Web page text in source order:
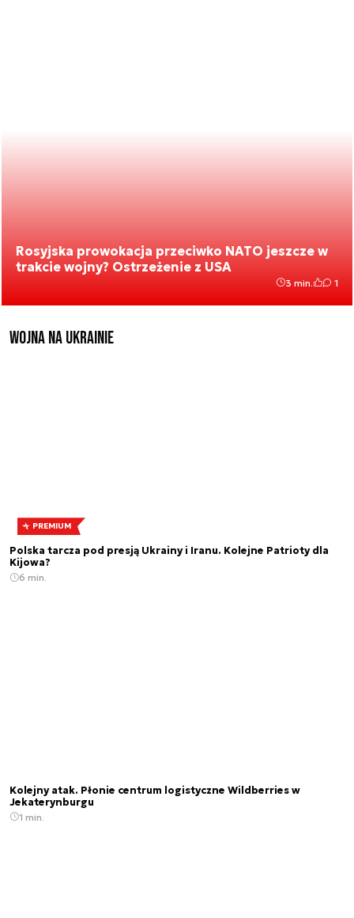
Rosyjska prowokacja przeciwko NATO jeszcze w
trakcie wojny? Ostrzeżenie z USA
3 min. 1
Wojna na Ukrainie
PREMIUM
Polska tarcza pod presją Ukrainy i Iranu. Kolejne Patrioty dla
Kijowa?
6 min.
Kolejny atak. Płonie centrum logistyczne Wildberries w
Jekaterynburgu
1 min.